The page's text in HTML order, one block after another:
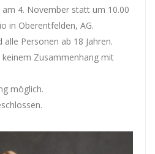
4. November statt um 10.00
in Oberentfelden, AG.
Personen ab 18 Jahren.
Zusammenhang mit
möglich.